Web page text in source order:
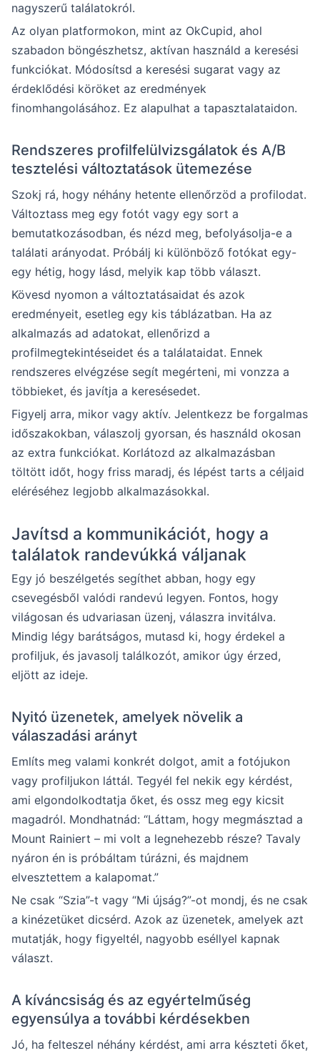
nagyszerű találatokról.
Az olyan platformokon, mint az OkCupid, ahol
szabadon böngészhetsz, aktívan használd a keresési
funkciókat. Módosítsd a keresési sugarat vagy az
érdeklődési köröket az eredmények
finomhangolásához. Ez alapulhat a tapasztalataidon.
Rendszeres profilfelülvizsgálatok és A/B
tesztelési változtatások ütemezése
Szokj rá, hogy néhány hetente ellenőrzöd a profilodat.
Változtass meg egy fotót vagy egy sort a
bemutatkozásodban, és nézd meg, befolyásolja-e a
találati arányodat. Próbálj ki különböző fotókat egy-
egy hétig, hogy lásd, melyik kap több választ.
Kövesd nyomon a változtatásaidat és azok
eredményeit, esetleg egy kis táblázatban. Ha az
alkalmazás ad adatokat, ellenőrizd a
profilmegtekintéseidet és a találataidat. Ennek
rendszeres elvégzése segít megérteni, mi vonzza a
többieket, és javítja a keresésedet.
Figyelj arra, mikor vagy aktív. Jelentkezz be forgalmas
időszakokban, válaszolj gyorsan, és használd okosan
az extra funkciókat. Korlátozd az alkalmazásban
töltött időt, hogy friss maradj, és lépést tarts a céljaid
eléréséhez legjobb alkalmazásokkal.
Javítsd a kommunikációt, hogy a
találatok randevúkká váljanak
Egy jó beszélgetés segíthet abban, hogy egy
csevegésből valódi randevú legyen. Fontos, hogy
világosan és udvariasan üzenj, válaszra invitálva.
Mindig légy barátságos, mutasd ki, hogy érdekel a
profiljuk, és javasolj találkozót, amikor úgy érzed,
eljött az ideje.
Nyitó üzenetek, amelyek növelik a
válaszadási arányt
Említs meg valami konkrét dolgot, amit a fotójukon
vagy profiljukon láttál. Tegyél fel nekik egy kérdést,
ami elgondolkodtatja őket, és ossz meg egy kicsit
magadról. Mondhatnád: “Láttam, hogy megmásztad a
Mount Rainiert – mi volt a legnehezebb része? Tavaly
nyáron én is próbáltam túrázni, és majdnem
elvesztettem a kalapomat.”
Ne csak “Szia”-t vagy “Mi újság?”-ot mondj, és ne csak
a kinézetüket dicsérd. Azok az üzenetek, amelyek azt
mutatják, hogy figyeltél, nagyobb eséllyel kapnak
választ.
A kíváncsiság és az egyértelműség
egyensúlya a további kérdésekben
Jó, ha felteszel néhány kérdést, ami arra készteti őket,